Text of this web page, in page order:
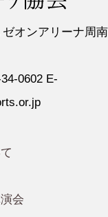
オンアリーナ周南
0602 E-
会